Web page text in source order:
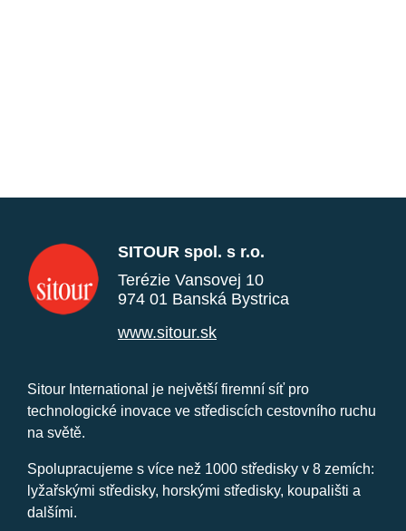
SITOUR spol. s r.o.
Terézie Vansovej 10
974 01 Banská Bystrica
www.sitour.sk
Sitour International je největší firemní síť pro
technologické inovace ve střediscích cestovního ruchu
na světě.
Spolupracujeme s více než 1000 středisky v 8 zemích:
lyžařskými středisky, horskými středisky, koupališti a
dalšími.